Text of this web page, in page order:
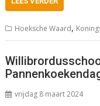
Hoeksche Waard,
vrijdag 8 maart 2024